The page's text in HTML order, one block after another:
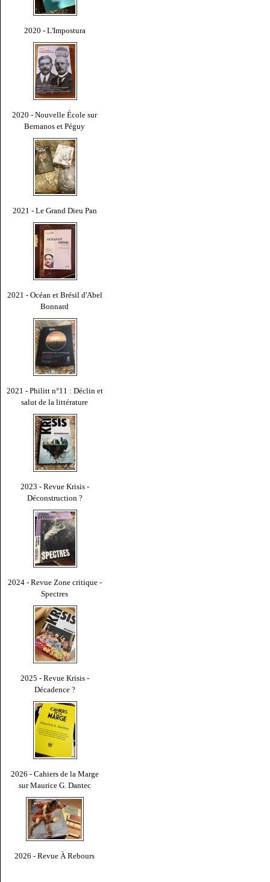
2020 - L'Impostura
2020 - Nouvelle École sur
Bernanos et Péguy
2021 - Le Grand Dieu Pan
2021 - Océan et Brésil d'Abel
Bonnard
2021 - Philitt n°11 : Déclin et
salut de la littérature
2023 - Revue Krisis -
Déconstruction ?
2024 - Revue Zone critique -
Spectres
2025 - Revue Krisis -
Décadence ?
2026 - Cahiers de la Marge
sur Maurice G. Dantec
2026 - Revue À Rebours